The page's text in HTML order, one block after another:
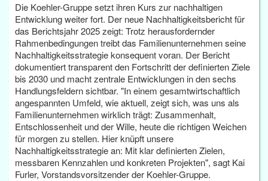
Die Koehler-Gruppe setzt ihren Kurs zur nachhaltigen
Entwicklung weiter fort. Der neue Nachhaltigkeitsbericht für
das Berichtsjahr 2025 zeigt: Trotz herausfordernder
Rahmenbedingungen treibt das Familienunternehmen seine
Nachhaltigkeitsstrategie konsequent voran. Der Bericht
dokumentiert transparent den Fortschritt der definierten Ziele
bis 2030 und macht zentrale Entwicklungen in den sechs
Handlungsfeldern sichtbar. "In einem gesamtwirtschaftlich
angespannten Umfeld, wie aktuell, zeigt sich, was uns als
Familienunternehmen wirklich trägt: Zusammenhalt,
Entschlossenheit und der Wille, heute die richtigen Weichen
für morgen zu stellen. Hier knüpft unsere
Nachhaltigkeitsstrategie an: Mit klar definierten Zielen,
messbaren Kennzahlen und konkreten Projekten", sagt Kai
Furler, Vorstandsvorsitzender der Koehler-Gruppe.